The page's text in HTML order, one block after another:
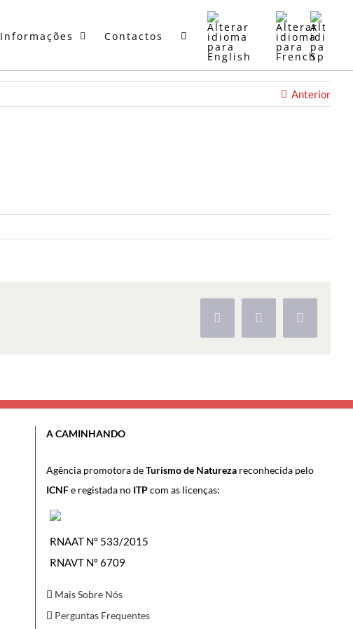
Informações Contactos
Anterior
Facebook
X Pinterest
A CAMINHANDO
Agência promotora deTurismo de Natureza reconhecida pelo
ICNFe registada no ITPcom as licenças:
RNAAT Nº 533/2015
RNAVT Nº 6709
Mais Sobre Nós
Perguntas Frequentes